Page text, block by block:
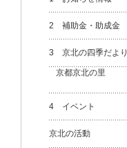
2 補助金・助成金
3 京北の四季だより
京都京北の里
4 イベント
京北の活動